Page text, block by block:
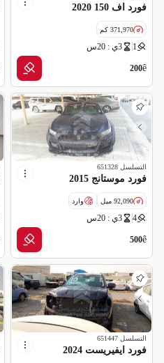
فورد اف 150 2020
371,970 كم
1 3ي : 20س
ê
200
التسلسل 651328
فورد موستانج 2015
92,090 ميل وارد
4 3ي : 20س
ê
500
التسلسل 651447
فورد ايفيريست 2024